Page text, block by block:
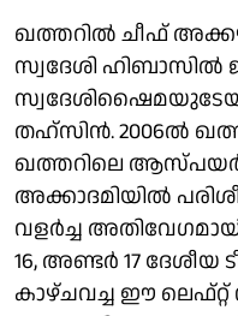
ഖത്തറില്‍ ചീഫ്
സ്വദേശി ഹിബാസില്‍
തഹ്‌സിൻ. 2006ൽ
ഖത്തറിലെ
അക്കാദമിയിൽ
വളർച്ച
16, അണ്ടർ 17 ദേശീയ
കാഴ്ചവച്ച ഈ